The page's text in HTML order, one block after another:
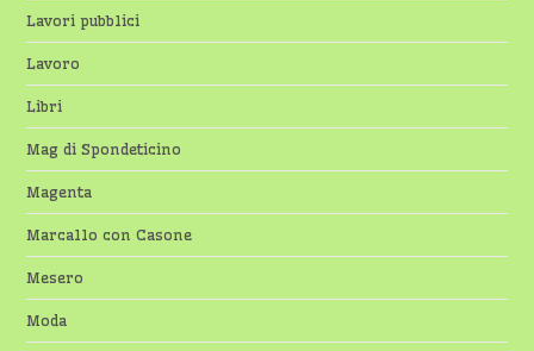
Lavori pubblici
Lavoro
Libri
Mag di Spondeticino
Magenta
Marcallo con Casone
Mesero
Moda